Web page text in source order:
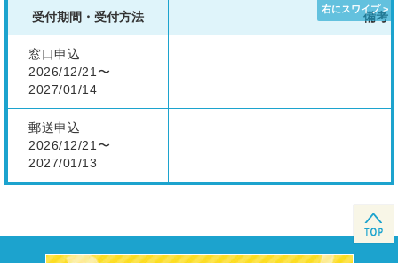
受付期間・受付方法 備考
窓口申込
2026/12/21〜
2027/01/14
郵送申込
2026/12/21〜
2027/01/13